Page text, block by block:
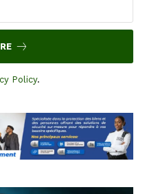
Policy.